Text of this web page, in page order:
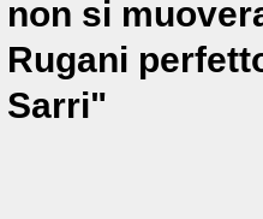
non si
Rugani
Sarri"